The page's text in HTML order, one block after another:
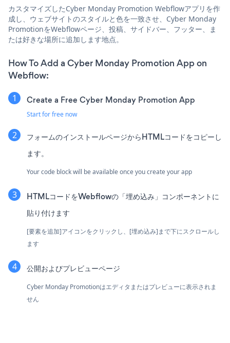
カスタマイズしたCyber Monday Promotion Webflowアプリを作
成し、ウェブサイトのスタイルと色を一致させ、Cyber Monday
PromotionをWebflowページ、投稿、サイドバー、フッター、ま
たは好きな場所に追加します地点。
How To Add a Cyber Monday Promotion App on
Webflow:
Create a Free Cyber Monday Promotion App
Start for free now
フォームのインストールページからHTMLコードをコピーし
ます。
Your code block will be available once you create your app
HTMLコードをWebflowの「埋め込み」コンポーネントに
貼り付けます
[要素を追加]アイコンをクリックし、[埋め込み]まで下にスクロールし
ます
公開およびプレビューページ
Cyber Monday Promotionはエディタまたはプレビューに表示されま
せん